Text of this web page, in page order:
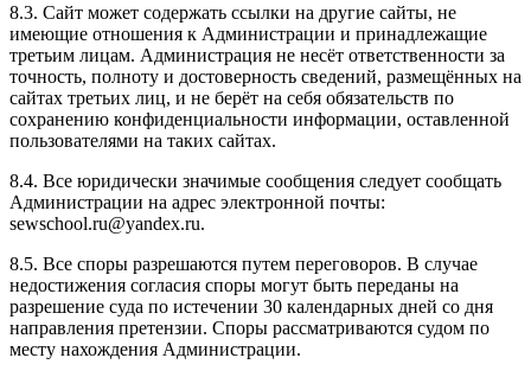
8.3. Сайт может содержать ссылки на другие сайты, не
имеющие отношения к Администрации и принадлежащие
третьим лицам. Администрация не несёт ответственности за
точность, полноту и достоверность сведений, размещённых на
сайтах третьих лиц, и не берёт на себя обязательств по
сохранению конфиденциальности информации, оставленной
пользователями на таких сайтах.
8.4. Все юридически значимые сообщения следует сообщать
Администрации на адрес электронной почты:
sewschool.ru@yandex.ru.
8.5. Все споры разрешаются путем переговоров. В случае
недостижения согласия споры могут быть переданы на
разрешение суда по истечении 30 календарных дней со дня
направления претензии. Споры рассматриваются судом по
месту нахождения Администрации.